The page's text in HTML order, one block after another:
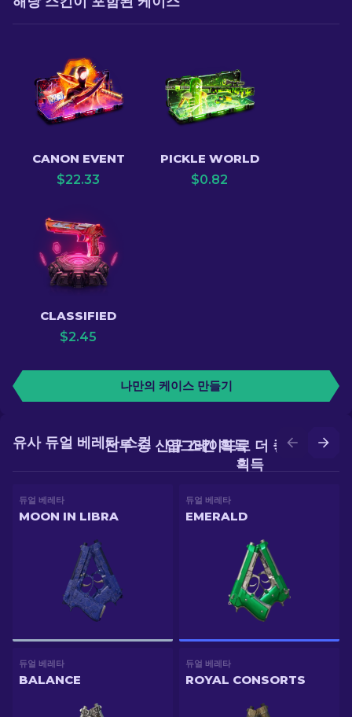
CANON EVENT
$22.33
PICKLE WORLD
$0.82
CLASSIFIED
$2.45
나만의 케이스 만들기
업그레이드로 더 좋은 스킨
획득
전투 중 신규 스킨 획득
유사 듀얼 베레타 스킨
듀얼 베레타
MOON IN LIBRA
듀얼 베레타
EMERALD
듀얼 베레타
BALANCE
듀얼 베레타
ROYAL CONSORTS